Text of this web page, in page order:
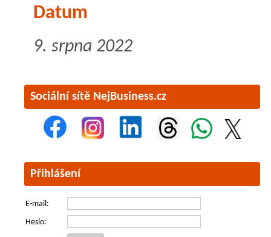
Datum
9. srpna 2022
Sociální sítě NejBusiness.cz
Přihlášení
E-mail:
Heslo: